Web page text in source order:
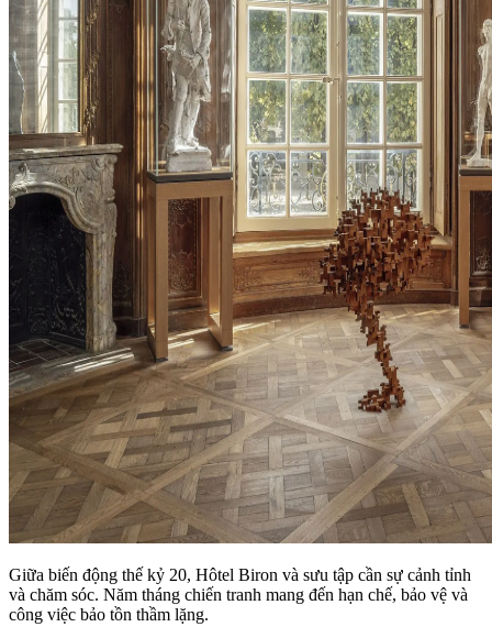
Giữa biến động thế kỷ 20, Hôtel Biron và sưu tập cần sự cảnh tỉnh
và chăm sóc. Năm tháng chiến tranh mang đến hạn chế, bảo vệ và
công việc bảo tồn thầm lặng.